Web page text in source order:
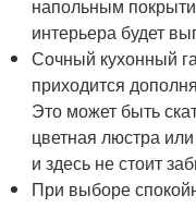
напольным
интерьера будет
Сочный кухонный
приходится
Это может быть
цветная люстра
и здесь не стоит
При выборе